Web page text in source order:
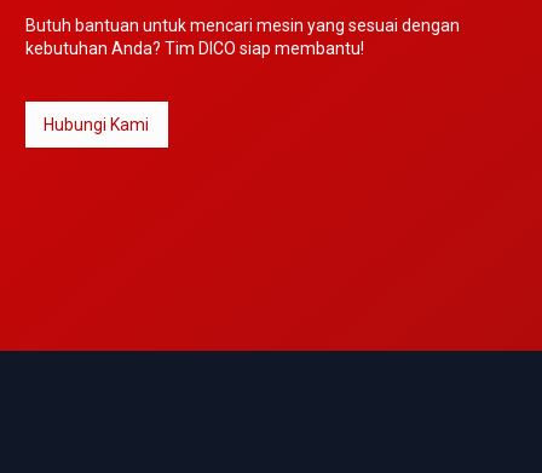
Butuh bantuan untuk mencari mesin yang sesuai dengan
kebutuhan Anda? Tim DICO siap membantu!
Hubungi Kami